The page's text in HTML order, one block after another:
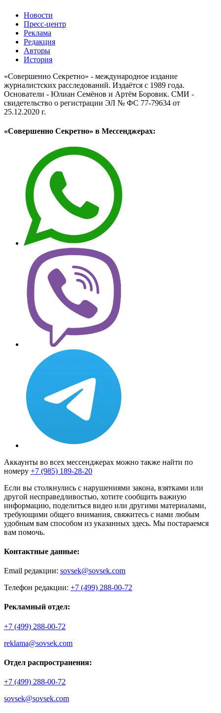
Новости
Пресс-центр
Реклама
Редакция
Авторы
История
«Совершенно Секретно» - международное издание
журналистских расследований. Издаётся с 1989 года.
Основатели - Юлиан Семёнов и Артём Боровик. CМИ -
свидетельство о регистрации ЭЛ № ФС 77-79634 от
25.12.2020 г.
«Совершенно Секретно» в Мессенджерах:
Аккаунты во всех мессенджерах можно также найти по
номеру +7 (985) 189-28-20
Если вы столкнулись с нарушениями закона, взятками или
другой несправедливостью, хотите сообщить важную
информацию, поделиться видео или другими материалами,
требующими общего внимания, свяжитесь с нами любым
удобным вам способом из указанных здесь. Мы постараемся
вам помочь.
Контактные данные:
Email редакции: sovsek@sovsek.com
Телефон редакции: +7 (499) 288-00-72
Рекламный отдел:
+7 (499) 288-00-72
reklama@sovsek.com
Отдел распространения:
+7 (499) 288-00-72
sovsek@sovsek.com